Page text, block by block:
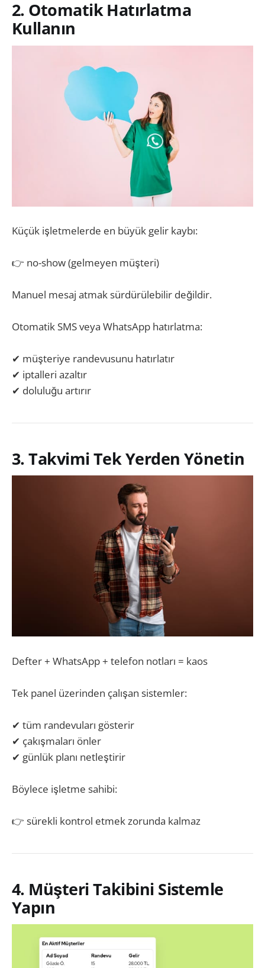
2. Otomatik Hatırlatma
Kullanın
Küçük işletmelerde en büyük gelir kaybı:
👉 no-show (gelmeyen müşteri)
Manuel mesaj atmak sürdürülebilir değildir.
Otomatik SMS veya WhatsApp hatırlatma:
✔ müşteriye randevusunu hatırlatır
✔ iptalleri azaltır
✔ doluluğu artırır
3. Takvimi Tek Yerden Yönetin
Defter + WhatsApp + telefon notları = kaos
Tek panel üzerinden çalışan sistemler:
✔ tüm randevuları gösterir
✔ çakışmaları önler
✔ günlük planı netleştirir
Böylece işletme sahibi:
👉 sürekli kontrol etmek zorunda kalmaz
4. Müşteri Takibini Sistemle
Yapın